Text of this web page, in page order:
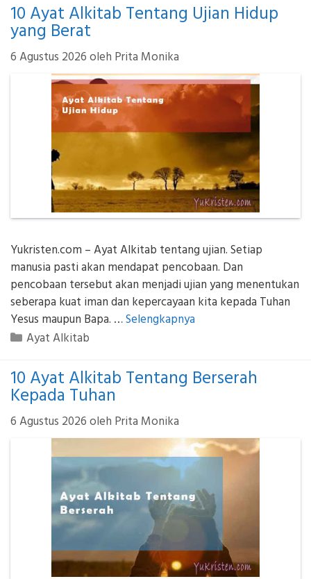
10 Ayat Alkitab Tentang Ujian Hidup
yang Berat
6 Agustus 2026oleh Prita Monika
Yukristen.com – Ayat Alkitab tentang ujian. Setiap
manusia pasti akan mendapat pencobaan. Dan
pencobaan tersebut akan menjadi ujian yang menentukan
seberapa kuat iman dan kepercayaan kita kepada Tuhan
Yesus maupun Bapa. …Selengkapnya
Kategori
Ayat Alkitab
10 Ayat Alkitab Tentang Berserah
Kepada Tuhan
6 Agustus 2026oleh Prita Monika